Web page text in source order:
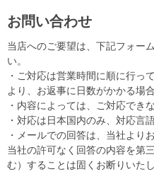
お問い合わせ
当店へのご要望は、下記フォー
い。
・ご対応は営業時間に順に行っ
より、お返事に日数がかかる場
・内容によっては、ご対応でき
・対応は日本国内のみ、対応言
・メールでの回答は、当社より
当社の許可なく回答の内容を第
む）することは固くお断りいたし